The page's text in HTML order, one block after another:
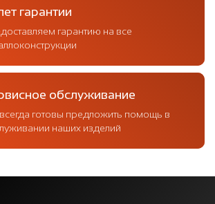
гарантии
гарантию на все
обслуживание
готовы предложить помощь в
наших изделий